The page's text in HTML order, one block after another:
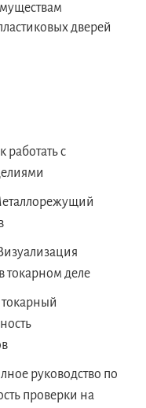
дверей
работать с
токарном деле
токарный
руководство по
проверки на